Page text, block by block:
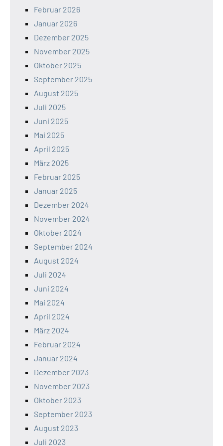
Februar 2026
Januar 2026
Dezember 2025
November 2025
Oktober 2025
September 2025
August 2025
Juli 2025
Juni 2025
Mai 2025
April 2025
März 2025
Februar 2025
Januar 2025
Dezember 2024
November 2024
Oktober 2024
September 2024
August 2024
Juli 2024
Juni 2024
Mai 2024
April 2024
März 2024
Februar 2024
Januar 2024
Dezember 2023
November 2023
Oktober 2023
September 2023
August 2023
Juli 2023